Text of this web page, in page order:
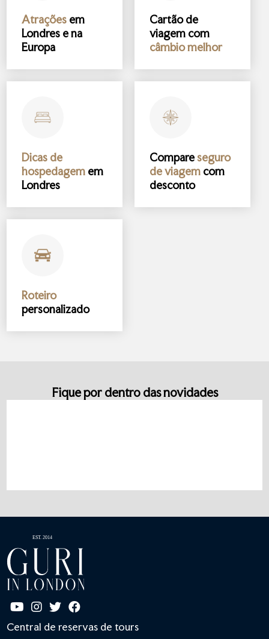
Atrações em
Londres e na
Europa
Cartão de
viagem com
câmbio melhor
Dicas de
hospedagem em
Londres
Compareseguro
de viagem com
desconto
Roteiro
personalizado
Fique por dentro das novidades
Central de reservas de tours